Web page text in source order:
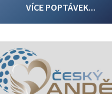
VÍCE POPTÁVEK...